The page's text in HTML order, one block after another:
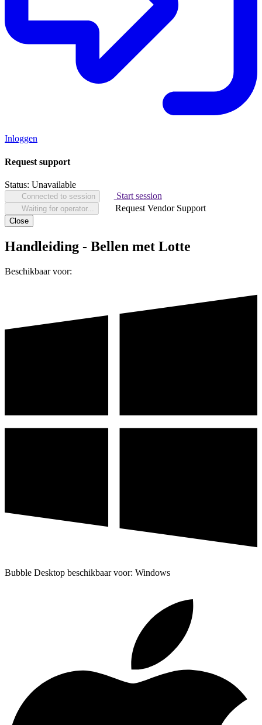
Inloggen
Request support
Status: Unavailable
Connected to session Start session
Waiting for operator... Request Vendor Support
Close
Handleiding - Bellen met Lotte
Beschikbaar voor:
Bubble Desktop beschikbaar voor: Windows